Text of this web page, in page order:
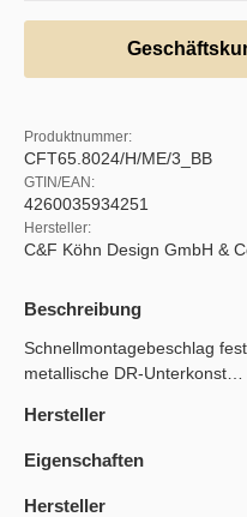
Produktnummer:
CFT65.8024/H/ME/3_BB
GTIN/EAN:
4260035934251
Hersteller:
C&F Köhn Design GmbH &
Beschreibung
Schnellmontagebeschlag
metallische DR-Unterkonst…
Hersteller
Eigenschaften
Hersteller